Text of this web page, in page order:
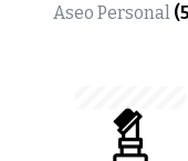
Aseo Personal